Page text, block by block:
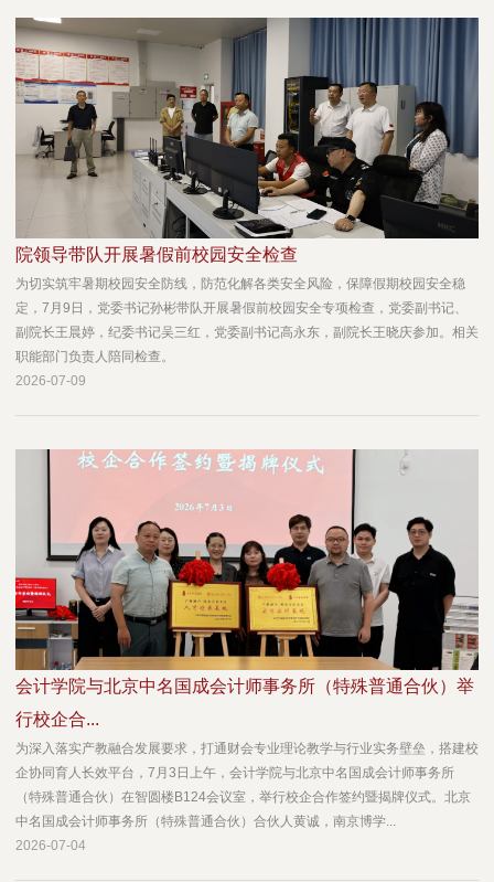
院领导带队开展暑假前校园安全检查
为切实筑牢暑期校园安全防线，防范化解各类安全风险，保障假期校园安全稳
定，7月9日，党委书记孙彬带队开展暑假前校园安全专项检查，党委副书记、
副院长王晨婷，纪委书记吴三红，党委副书记高永东，副院长王晓庆参加。相关
职能部门负责人陪同检查。
2026-07-09
会计学院与北京中名国成会计师事务所（特殊普通合伙）举
行校企合...
为深入落实产教融合发展要求，打通财会专业理论教学与行业实务壁垒，搭建校
企协同育人长效平台，7月3日上午，会计学院与北京中名国成会计师事务所
（特殊普通合伙）在智圆楼B124会议室，举行校企合作签约暨揭牌仪式。北京
中名国成会计师事务所（特殊普通合伙）合伙人黄诚，南京博学...
2026-07-04